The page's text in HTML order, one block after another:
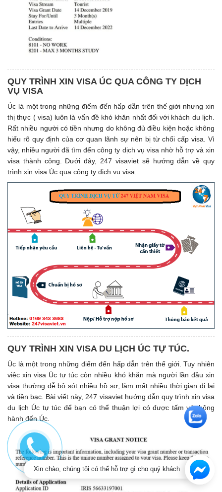
QUY TRÌNH XIN VISA ÚC QUA CÔNG TY DỊCH
VỤ VISA
Úc là một trong những điểm đến hấp dẫn trên thế giới nhưng xin
thị thực ( visa) luôn là vấn đề khó khăn nhất đối với khách du lịch.
Rất nhiều người có tiền nhưng do không đủ điều kiện hoặc không
hiểu rõ quy định của cơ quan lãnh sự nên bị từ chối cấp visa. Vì
vậy, nhiều người đã tìm đến công ty dịch vụ visa nhờ hỗ trợ và xin
visa thành công. Dưới đây, 247 visaviet sẽ hướng dẫn về quy
trình xin visa Úc qua công ty dịch vụ visa.
QUY TRÌNH XIN VISA DU LỊCH ÚC TỰ TÚC.
Úc là một trong những điểm đến hấp dẫn trên thế giới. Tuy nhiên
việc xin visa Úc tự túc còn nhiều khó khăn mà người lần đầu xin
visa thường dễ bỏ sót nhiều hồ sơ, làm mất nhiều thời gian đi lại
và tiền bạc. Bài viết này, 247 visaviet hướng dẫn quy trình xin visa
du lịch Úc tự túc để bạn có thể thuận lợi có được tấm vé thông
hành đến Úc.
Xin chào, chúng tôi có thể hỗ trợ gì cho quý khách